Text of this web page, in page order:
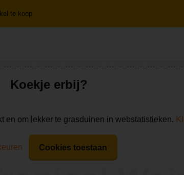
te koop
Koekje erbij?
en om lekker te grasduinen in webstatistieken.
Cookies toestaan